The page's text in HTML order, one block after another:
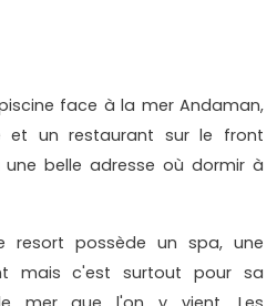
face à la mer Andaman,
et un restaurant sur le front
belle adresse où dormir à
resort possède un spa, une
mais c'est surtout pour sa